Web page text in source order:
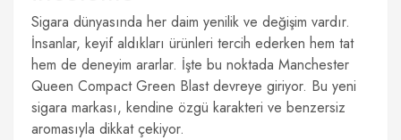
Sigara dünyasında her daim yenilik ve değişim vardır.
İnsanlar, keyif aldıkları ürünleri tercih ederken hem tat
hem de deneyim ararlar. İşte bu noktada Manchester
Queen Compact Green Blast devreye giriyor. Bu yeni
sigara markası, kendine özgü karakteri ve benzersiz
aromasıyla dikkat çekiyor.